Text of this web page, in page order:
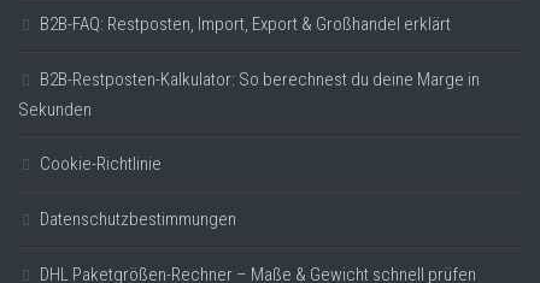
B2B-FAQ: Restposten, Import, Export & Großhandel erklärt
B2B-Restposten-Kalkulator: So berechnest du deine Marge in
Sekunden
Cookie-Richtlinie
Datenschutzbestimmungen
DHL Paketgrößen-Rechner – Maße & Gewicht schnell prüfen